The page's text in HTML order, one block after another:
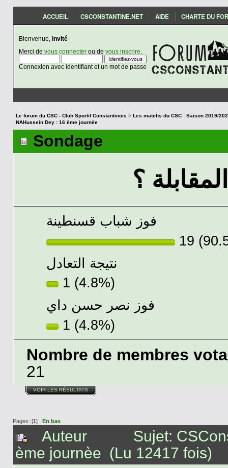
ACCUEIL CSCONSTANTINE.NET AIDE CHARTE DU
Bienvenue, Invité
Merci de vous connecterou de vous inscrire
Connexion avec identifiant et un mot de passe
Le forum du CSC - Club Sportif Constantinois >
NAHussein Dey : 16 ème journèe
Sondage
؟
فوز شباب قسنطينة
19
نتيجة التعادل
1 (4.8%)
فوز نصر حسن داي
1 (4.8%)
Nombre de membres
21
VOIR LES RÉSULTATS
Pages: [1] En bas
Auteur
Sujet:
ème journèe (Lu 12417 fois)